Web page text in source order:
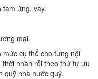
tạm ứng, vay.
mại.
mức cụ thể cho từng nội
nhàn rỗi theo thứ tự ưu
quỹ nhà nước quý.